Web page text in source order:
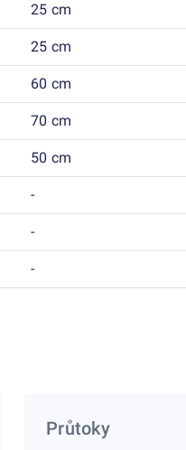
25 cm
25 cm
60 cm
70 cm
50 cm
-
-
-
Průtoky